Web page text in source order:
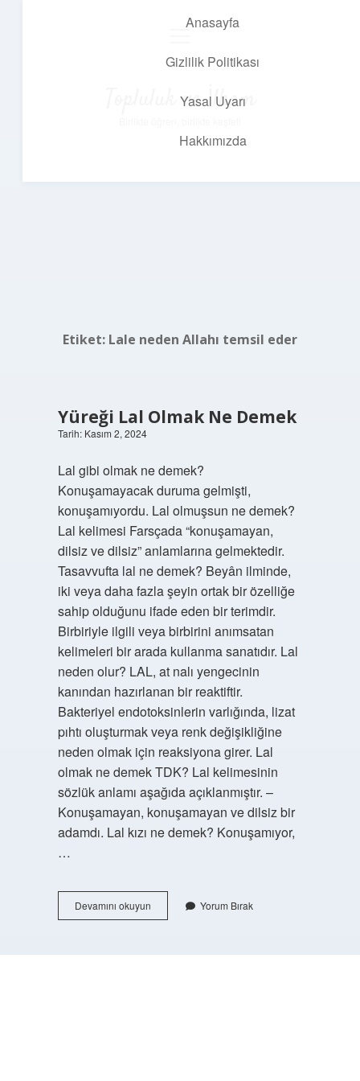
Anasayfa
Gizlilik Politikası
Yasal Uyarı
Hakkımızda
Topluluk ve İlham
Etiket: Lale neden Allahı temsil eder
Yüreği Lal Olmak Ne Demek
Tarih: Kasım 2, 2024
Lal gibi olmak ne demek?
Konuşamayacak duruma gelmişti,
konuşamıyordu. Lal olmuşsun ne demek?
Lal kelimesi Farsçada “konuşamayan,
dilsiz ve dilsiz” anlamlarına gelmektedir.
Tasavvufta lal ne demek? Beyân ilminde,
iki veya daha fazla şeyin ortak bir özelliğe
sahip olduğunu ifade eden bir terimdir.
Birbiriyle ilgili veya birbirini anımsatan
kelimeleri bir arada kullanma sanatıdır. Lal
neden olur? LAL, at nalı yengecinin
kanından hazırlanan bir reaktiftir.
Bakteriyel endotoksinlerin varlığında, lizat
pıhtı oluşturmak veya renk değişikliğine
neden olmak için reaksiyona girer. Lal
olmak ne demek TDK? Lal kelimesinin
sözlük anlamı aşağıda açıklanmıştır. –
Konuşamayan, konuşamayan ve dilsiz bir
adamdı. Lal kızı ne demek? Konuşamıyor,
…
Devamını okuyunYüreği
Lal
Yorum Bırak